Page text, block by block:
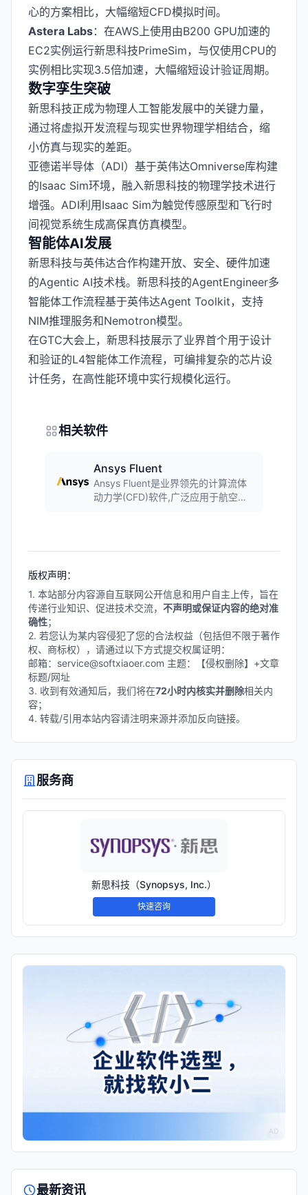
心的方案相比，大幅缩短CFD模拟时间。
Astera Labs：在AWS上使用由B200 GPU加速的
EC2实例运行新思科技PrimeSim，与仅使用CPU的
实例相比实现3.5倍加速，大幅缩短设计验证周期。
数字孪生突破
新思科技正成为物理人工智能发展中的关键力量，
通过将虚拟开发流程与现实世界物理学相结合，缩
小仿真与现实的差距。
亚德诺半导体（ADI）基于英伟达Omniverse库构建
的Isaac Sim环境，融入新思科技的物理学技术进行
增强。ADI利用Isaac Sim为触觉传感原型和飞行时
间视觉系统生成高保真仿真模型。
智能体AI发展
新思科技与英伟达合作构建开放、安全、硬件加速
的Agentic AI技术栈。新思科技的AgentEngineer多
智能体工作流程基于英伟达Agent Toolkit，支持
NIM推理服务和Nemotron模型。
在GTC大会上，新思科技展示了业界首个用于设计
和验证的L4智能体工作流程，可编排复杂的芯片设
计任务，在高性能环境中实行规模化运行。
相关软件
Ansys Fluent
Ansys Fluent是业界领先的计算流体
动力学(CFD)软件,广泛应用于航空航
拟。
版权声明：
1. 本站部分内容源自互联网公开信息和用户自主上传，旨在
传递行业知识、促进技术交流， 不声明或保证内容的绝对准
确性；
2. 若您认为某内容侵犯了您的合法权益（包括但不限于著作
权、商标权），请通过以下方式提交权属证明：
邮箱：service@softxiaoer.com 主题：【侵权删除】+文章
标题/网址
3. 收到有效通知后，我们将在72小时内核实并删除相关内
容；
4. 转载/引用本站内容请注明来源并添加反向链接。
服务商
新思科技（Synopsys, Inc.）
快速咨询
AD
最新资讯